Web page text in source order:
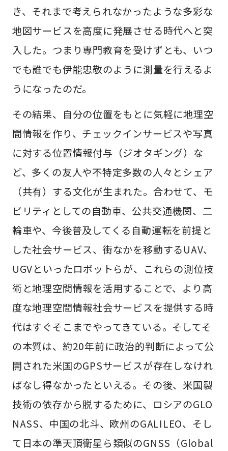
き、それまで考えられなかったような多彩な
地図サービスを高度に発展させる時代へと突
入した。つまり専門教育を受けずとも、いつ
でも誰でも伊能忠敬のように測量を行えるよ
うになったのだ。
その結果、自分の位置をもとに気軽に地理空
間情報を作り、チェックインサービスや写真
に対する位置情報付与（ジオタギング）な
ど、多くの友人や不特定多数の人々とシェア
（共有）する文化が生まれた。合わせて、モ
ビリティとしての自動車、公共交通機関、二
輪車や、今後普及してくる自動運転を前提と
した社会サービス、街なかを移動するUAV、
UGVといったロボットらが、これらの測位技
術と地理空間情報を活用することで、より高
度な地理空間情報社会サービスを提供する時
代はすぐそこまでやってきている。そしてそ
の本質は、約20年前に政治的判断によって公
開された米国のGPSサービスが存在しなけれ
ばなし得なかったといえる。その後、米国製
技術の依存から脱するために、ロシアのGLO
NASS、中国の北斗、欧州のGALILEO、そし
て日本の準天頂衛星ら類似のGNSS（Global